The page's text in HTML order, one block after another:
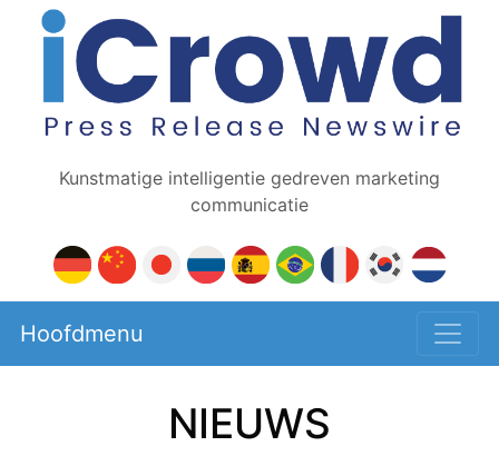
Kunstmatige intelligentie gedreven marketing
communicatie
Hoofdmenu
NIEUWS